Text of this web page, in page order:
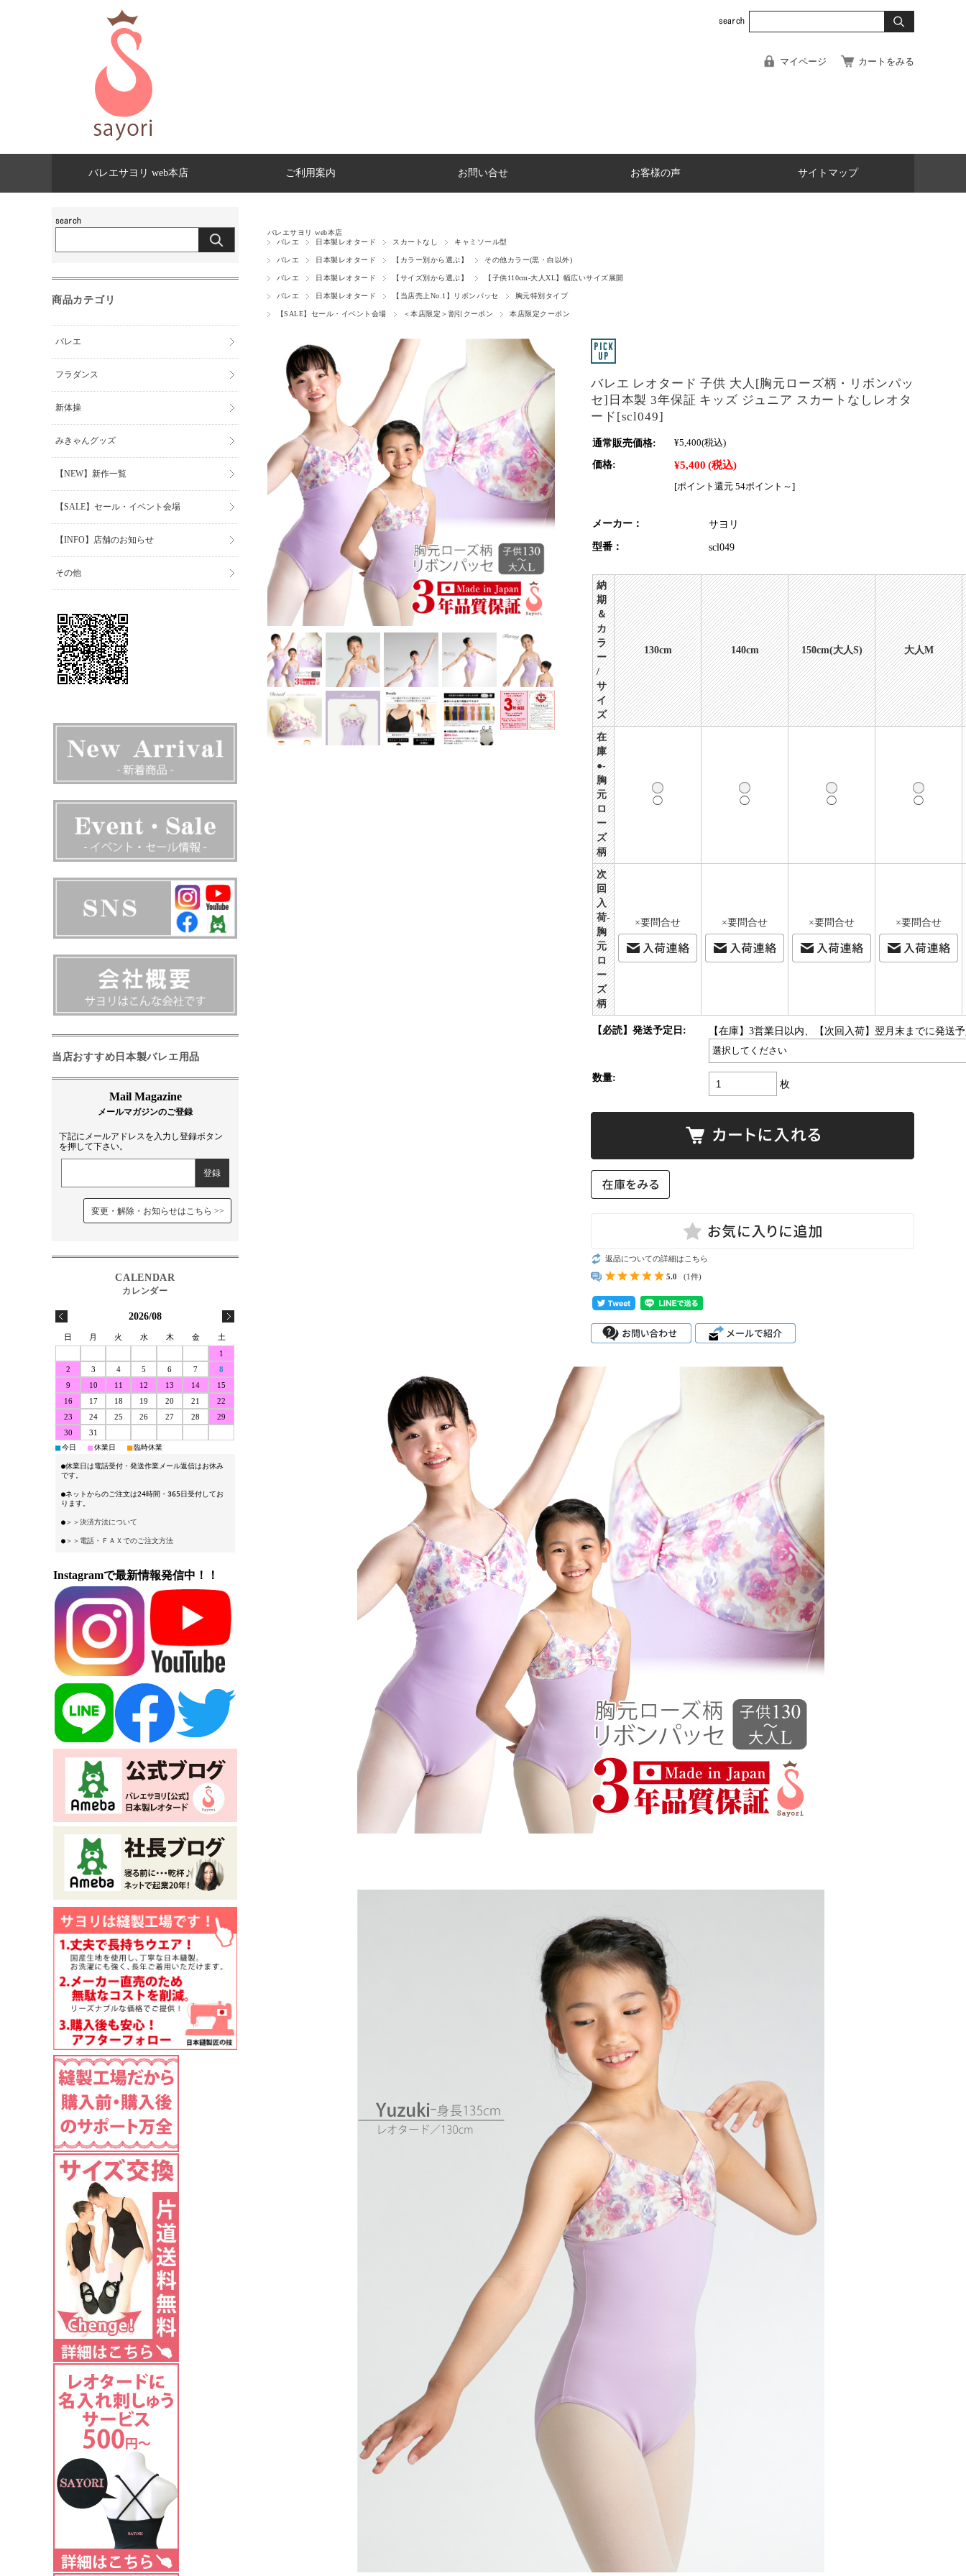
マイページ カートをみる
バレエサヨリ web本店 ご利用案内 お問い合せ お客様の声 サイトマップ
バレエサヨリ web本店
バレエ
日本製レオタード スカートなし キャミソール型
バレエ 日本製レオタード 【カラー別から選ぶ】 その他カラー(黒・白以外)
バレエ 日本製レオタード 【サイズ別から選ぶ】 【子供110cm-大人XL】幅広いサイズ展開
バレエ 日本製レオタード 【当店売上No.1】リボンパッセ 胸元特別タイプ
【SALE】セール・イベント会場 ＜本店限定＞割引クーポン 本店限定クーポン
バレエ レオタード 子供 大人[胸元ローズ柄・リボンパッ
セ]日本製 3年保証 キッズ ジュニア スカートなしレオタ
ード[scl049]
通常販売価格: ¥5,400(税込)
価格: ¥5,400 (税込)
[ポイント還元 54ポイント～]
メーカー： サヨリ
型番： scl049
納
期
＆
カ
ラ
ー
/
サ
イ
ズ
130cm 140cm 150cm(大人S) 大人M
在
庫
●-
胸
元
ロ
ー
ズ
柄
◯ ◯ ◯ ◯
次
回
入
荷-
胸
元
ロ
ー
ズ
柄
×要問合せ ×要問合せ ×要問合せ ×要問合せ
【必読】発送予定日: 【在庫】3営業日以内、【次回入荷】翌月末までに発送
数量:
枚
返品についての詳細はこちら
5.0 (1件)
商品カテゴリ
バレエ
フラダンス
新体操
みきゃんグッズ
【NEW】新作一覧
【SALE】セール・イベント会場
【INFO】店舗のお知らせ
その他
当店おすすめ日本製バレエ用品
下記にメールアドレスを入力し登録ボタン
を押して下さい。
変更・解除・お知らせはこちら
2026/08
日 月 火 水 木 金
土
1
2
3 4 5 6 7
8
9
10 11 12 13 14
15
16
17 18 19 20 21
22
23
24 25 26 27 28
29
30
31
■今日 ■休業日 ■臨時休業
●休業日は電話受付・発送作業メール返信はお休み
です。
●ネットからのご注文は24時間・365日受付してお
ります。
●＞＞決済方法について
●＞＞電話・ＦＡＸでのご注文方法
Instagramで最新情報発信中！！